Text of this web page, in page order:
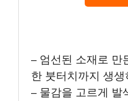
– 엄선된 소재로 만
한 붓터치까지 생
– 물감을 고르게 발